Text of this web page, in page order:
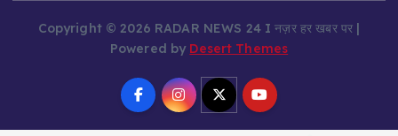
Copyright © 2026 RADAR NEWS 24 I नज़र हर खबर पर |
Powered by Desert Themes